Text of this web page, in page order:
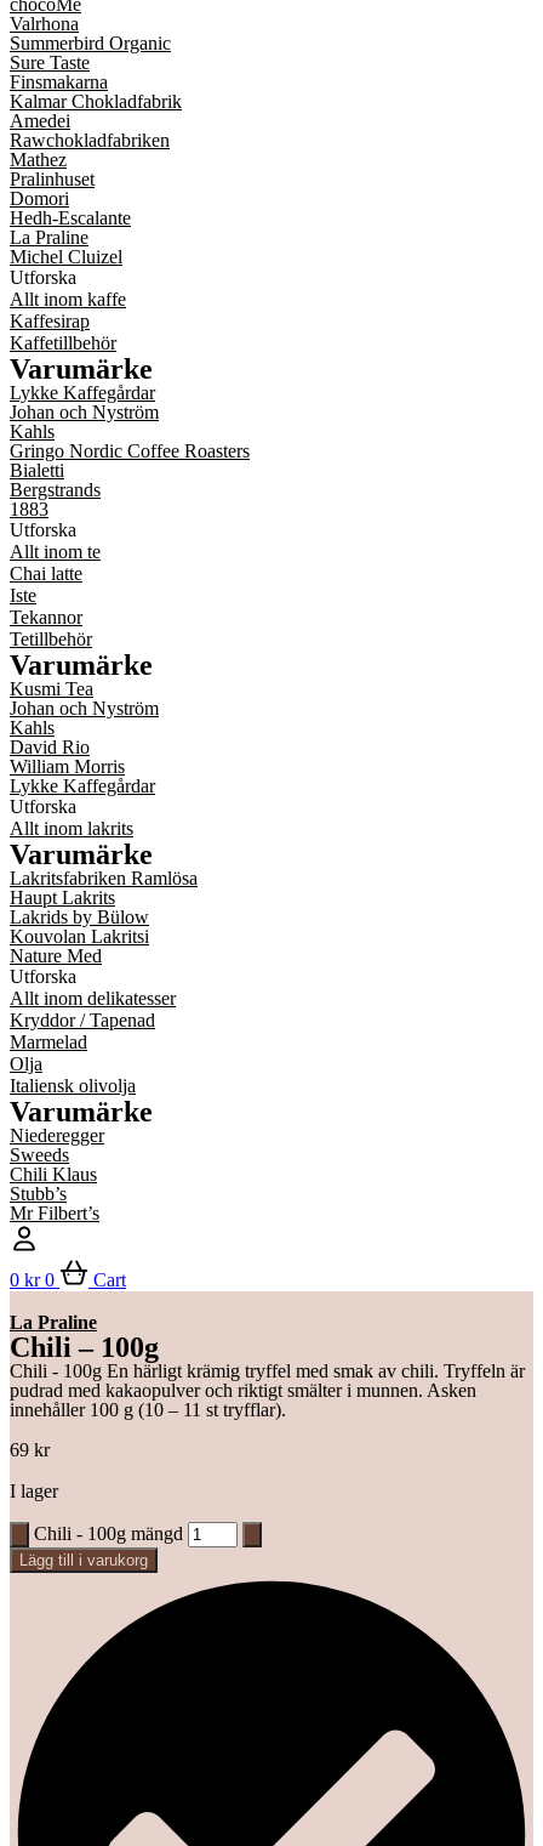
chocoMe
Valrhona
Summerbird Organic
Sure Taste
Finsmakarna
Kalmar Chokladfabrik
Amedei
Rawchokladfabriken
Mathez
Pralinhuset
Domori
Hedh-Escalante
La Praline
Michel Cluizel
Utforska
Allt inom kaffe
Kaffesirap
Kaffetillbehör
Varumärke
Lykke Kaffegårdar
Johan och Nyström
Kahls
Gringo Nordic Coffee Roasters
Bialetti
Bergstrands
1883
Utforska
Allt inom te
Chai latte
Iste
Tekannor
Tetillbehör
Varumärke
Kusmi Tea
Johan och Nyström
Kahls
David Rio
William Morris
Lykke Kaffegårdar
Utforska
Allt inom lakrits
Varumärke
Lakritsfabriken Ramlösa
Haupt Lakrits
Lakrids by Bülow
Kouvolan Lakritsi
Nature Med
Utforska
Allt inom delikatesser
Kryddor / Tapenad
Marmelad
Olja
Italiensk olivolja
Varumärke
Niederegger
Sweeds
Chili Klaus
Stubb’s
Mr Filbert’s
0 kr 0 Cart
La Praline
Chili – 100g
Chili - 100g En härligt krämig tryffel med smak av chili. Tryffeln är
pudrad med kakaopulver och riktigt smälter i munnen. Asken
innehåller 100 g (10 – 11 st tryfflar).
69 kr
I lager
Chili - 100g mängd
Lägg till i varukorg